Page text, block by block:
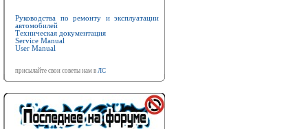
Руководства по ремонту и эксплуатации
автомобилей
Техническая документация
Service Manual
User Manual
присылайте свои советы нам в ЛС